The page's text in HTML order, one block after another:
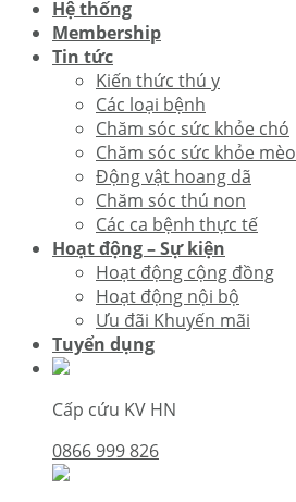
Hệ thống
Membership
Tin tức
Kiến thức thú y
Các loại bệnh
Chăm sóc sức khỏe chó
Chăm sóc sức khỏe mèo
Động vật hoang dã
Chăm sóc thú non
Các ca bệnh thực tế
Hoạt động – Sự kiện
Hoạt động cộng đồng
Hoạt động nội bộ
Ưu đãi Khuyến mãi
Tuyển dụng
Cấp cứu KV HN
0866 999 826